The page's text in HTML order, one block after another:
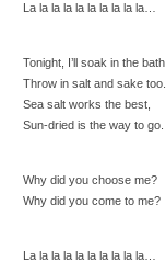
La la la la la la la la la la…
Tonight, I’ll soak in the bath,
Throw in salt and sake too.
Sea salt works the best,
Sun-dried is the way to go.
Why did you choose me?
Why did you come to me?
La la la la la la la la la la…